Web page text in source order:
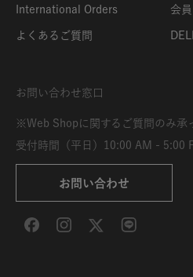
International Orders
よくあるご質問
会
お問い合わせ窓口
※Web Shopに関するご質問のみ承
受付時間（平日）10:00 AM - 5:00
お問い合わせ